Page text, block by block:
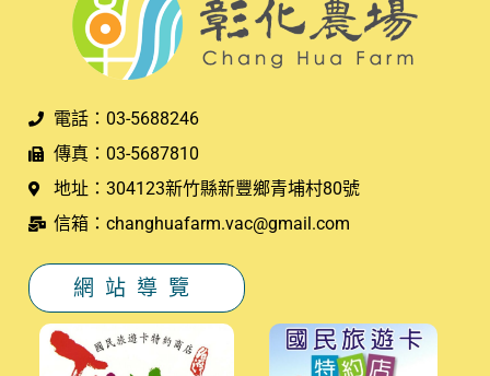
電話：03-5688246
傳真：03-5687810
地址：304123新竹縣新豐鄉青埔村80號
信箱：changhuafarm.vac@gmail.com
網站導覽